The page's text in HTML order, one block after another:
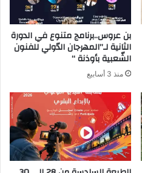
بن عروس..برنامج متنوع في الدورة
الثانية لـ”المهرجان الدّولي للفنون
الشّعبية بأوذنة “
منذ 3 أسابيع